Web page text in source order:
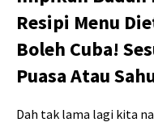
Resipi Menu
Boleh Cuba!
Puasa Atau
Dah tak lama lagi kita